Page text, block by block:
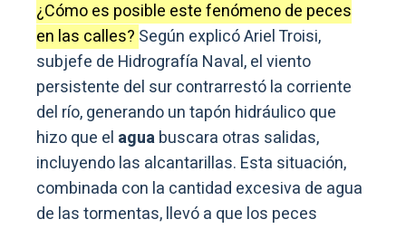
¿Cómo es posible este fenómeno de peces
en las calles? Según explicó Ariel Troisi,
subjefe de Hidrografía Naval, el viento
persistente del sur contrarrestó la corriente
del río, generando un tapón hidráulico que
hizo que el aguabuscara otras salidas,
incluyendo las alcantarillas. Esta situación,
combinada con la cantidad excesiva de agua
de las tormentas, llevó a que los peces